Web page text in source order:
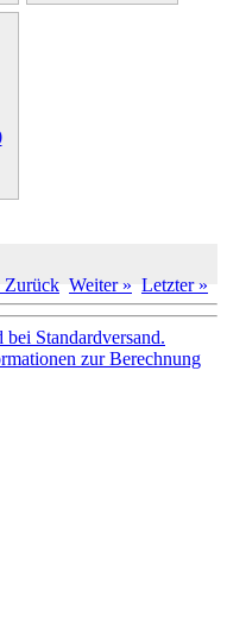
Zurück Weiter » Letzter »
Standardversand.
zur Berechnung